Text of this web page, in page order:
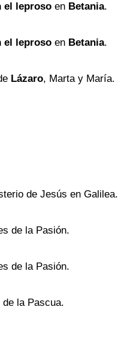
el leproso en Betania.
el leproso en Betania.
Lázaro, Marta y María.
de Jesús en Galilea.
de la Pasión.
de la Pasión.
la Pascua.